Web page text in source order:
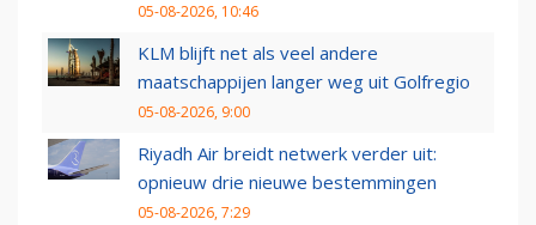
05-08-2026, 10:46
KLM blijft net als veel andere
maatschappijen langer weg uit Golfregio
05-08-2026, 9:00
Riyadh Air breidt netwerk verder uit:
opnieuw drie nieuwe bestemmingen
05-08-2026, 7:29